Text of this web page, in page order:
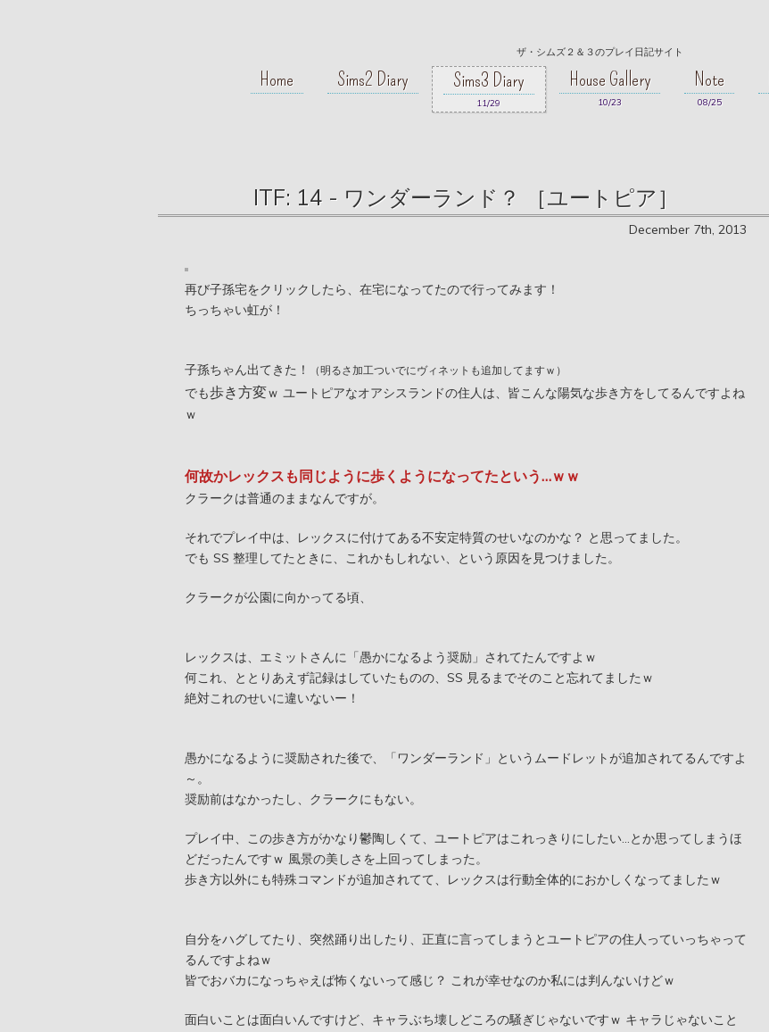
ザ・シムズ２＆３のプレイ日記サイト
Home Sims2 Diary Sims3 Diary
11/29
House Gallery
10/23
Note
08/25
ITF: 14 - ワンダーランド？ ［ユートピア］
December 7th, 2013
再び子孫宅をクリックしたら、在宅になってたので行ってみます！
ちっちゃい虹が！
子孫ちゃん出てきた！ （明るさ加工ついでにヴィネットも追加してますｗ）
でも歩き方変ｗ ユートピアなオアシスランドの住人は、皆こんな陽気な歩き方をしてるんですよね
ｗ
何故かレックスも同じように歩くようになってたという…ｗｗ
クラークは普通のままなんですが。
それでプレイ中は、レックスに付けてある不安定特質のせいなのかな？ と思ってました。
でも SS 整理してたときに、これかもしれない、という原因を見つけました。
クラークが公園に向かってる頃、
レックスは、エミットさんに「愚かになるよう奨励」されてたんですよｗ
何これ、ととりあえず記録はしていたものの、SS 見るまでそのこと忘れてましたｗ
絶対これのせいに違いないー！
愚かになるように奨励された後で、「ワンダーランド」というムードレットが追加されてるんですよ
～。
奨励前はなかったし、クラークにもない。
プレイ中、この歩き方がかなり鬱陶しくて、ユートピアはこれっきりにしたい…とか思ってしまうほ
どだったんですｗ 風景の美しさを上回ってしまった。
歩き方以外にも特殊コマンドが追加されてて、レックスは行動全体的におかしくなってましたｗ
自分をハグしてたり、突然踊り出したり、正直に言ってしまうとユートピアの住人っていっちゃって
るんですよねｗ
皆でおバカになっちゃえば怖くないって感じ？ これが幸せなのか私には判んないけどｗ
面白いことは面白いんですけど、キャラぶち壊しどころの騒ぎじゃないですｗ キャラじゃないこと